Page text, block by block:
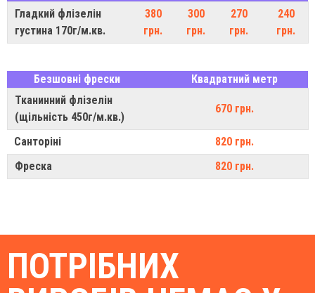
Гладкий флізелін
густина 170г/м.кв.
380
грн.
300
грн.
270
грн.
240
грн.
Безшовні фрески
Квадратний метр
Тканинний флізелін
(щільність 450г/м.кв.)
670 грн.
Санторіні
820 грн.
Фреска
820 грн.
ПОТРІБНИХ